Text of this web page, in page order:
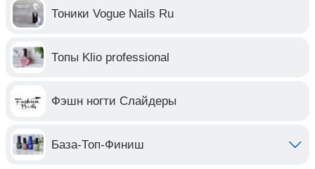
Тоники Vogue Nails Ru
Топы Klio professional
Фэшн ногти Слайдеры
База-Топ-Финиш